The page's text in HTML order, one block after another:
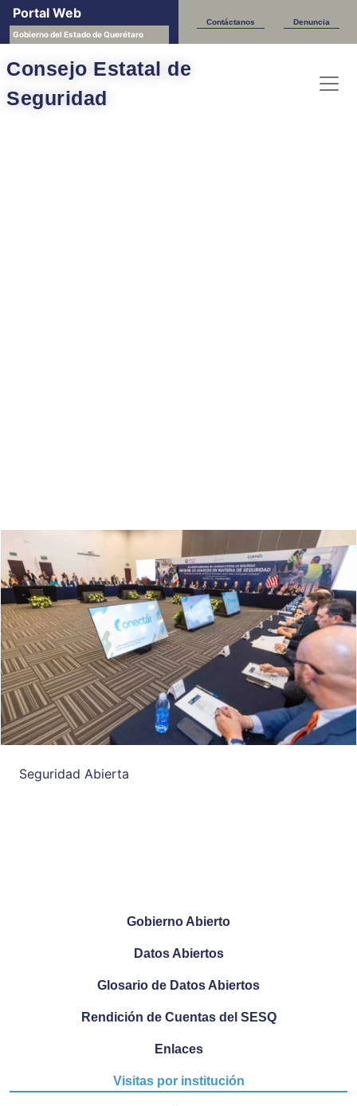
Portal Web
Gobierno del Estado de Querétaro
Contáctanos Denuncia
Consejo Estatal de
Seguridad
Seguridad Abierta
Gobierno Abierto
Datos Abiertos
Glosario de Datos Abiertos
Rendición de Cuentas del SESQ
Enlaces
Visitas por institución